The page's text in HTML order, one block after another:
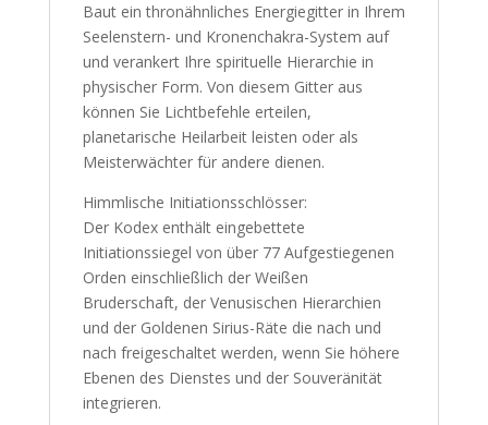
Baut ein thronähnliches Energiegitter in Ihrem
Seelenstern- und Kronenchakra-System auf
und verankert Ihre spirituelle Hierarchie in
physischer Form. Von diesem Gitter aus
können Sie Lichtbefehle erteilen,
planetarische Heilarbeit leisten oder als
Meisterwächter für andere dienen.
Himmlische Initiationsschlösser:
Der Kodex enthält eingebettete
Initiationssiegel von über 77 Aufgestiegenen
Orden einschließlich der Weißen
Bruderschaft, der Venusischen Hierarchien
und der Goldenen Sirius-Räte die nach und
nach freigeschaltet werden, wenn Sie höhere
Ebenen des Dienstes und der Souveränität
integrieren.